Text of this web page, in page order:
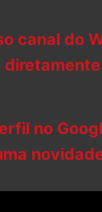
canal do
no